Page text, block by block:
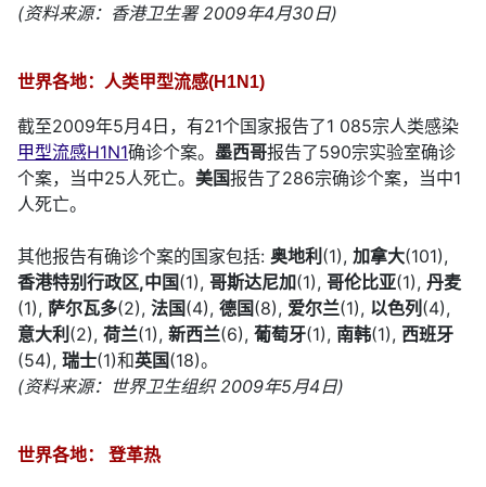
(资料来源：香港卫生署 2009年4月30日)
世界各地：人类甲型流感(H1N1)
截至2009年5月4日，有21个国家报告了1 085宗人类感染
甲型流感H1N1确诊个案。 墨西哥报告了590宗实验室确诊
个案，当中25人死亡。 美国报告了286宗确诊个案，当中1
人死亡。
其他报告有确诊个案的国家包括: 奥地利 (1), 加拿大(101),
香港特别行政区,中国(1), 哥斯达尼加(1), 哥伦比亚(1), 丹麦
(1), 萨尔瓦多(2), 法国(4), 德国(8), 爱尔兰(1), 以色列 (4),
意大利 (2), 荷兰(1), 新西兰(6), 葡萄牙(1), 南韩(1), 西班牙
(54), 瑞士(1)和英国(18)。
(资料来源：世界卫生组织 2009年5月4日)
世界各地： 登革热